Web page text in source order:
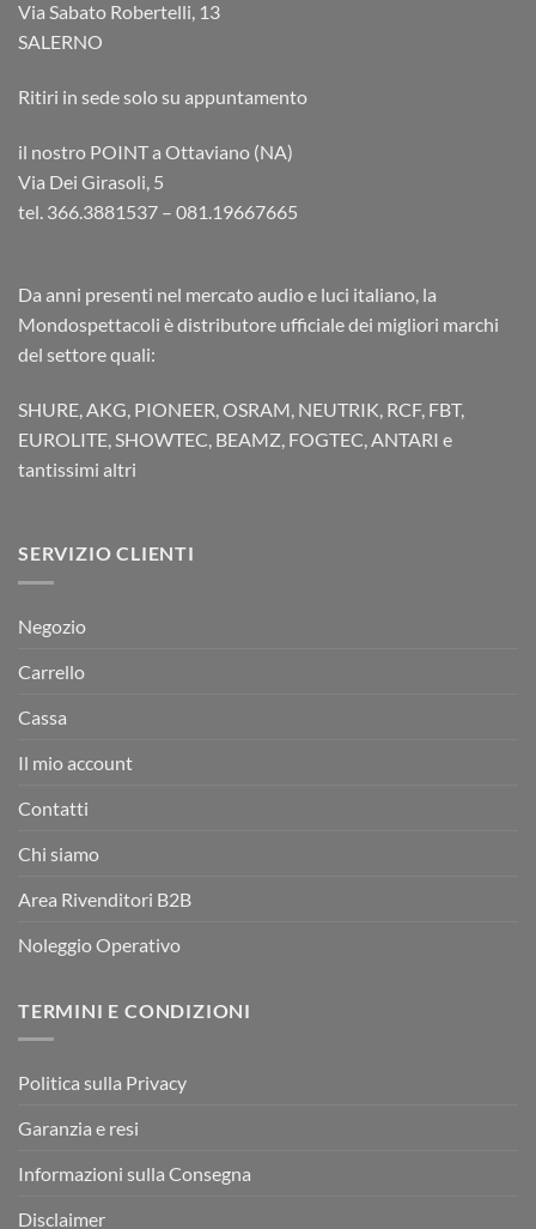
Via Sabato Robertelli, 13
SALERNO
Ritiri in sede solo su appuntamento
il nostro POINT a Ottaviano (NA)
Via Dei Girasoli, 5
tel. 366.3881537 – 081.19667665
Da anni presenti nel mercato audio e luci italiano, la
Mondospettacoli è distributore ufficiale dei migliori marchi
del settore quali:
SHURE, AKG, PIONEER, OSRAM, NEUTRIK, RCF, FBT,
EUROLITE, SHOWTEC, BEAMZ, FOGTEC, ANTARI e
tantissimi altri
SERVIZIO CLIENTI
Negozio
Carrello
Cassa
Il mio account
Contatti
Chi siamo
Area Rivenditori B2B
Noleggio Operativo
TERMINI E CONDIZIONI
Politica sulla Privacy
Garanzia e resi
Informazioni sulla Consegna
Disclaimer